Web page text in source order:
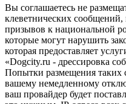
Вы соглашаетесь не
клеветнических
призывов к национальной
которые могут нарушить
которая предоставляет
«Dogcity.ru - дрессировка
Попытки размещения таких
вашему немедленному
ваш провайдер будет